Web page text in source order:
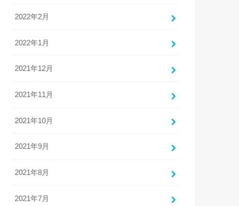
2022年2月
2022年1月
2021年12月
2021年11月
2021年10月
2021年9月
2021年8月
2021年7月